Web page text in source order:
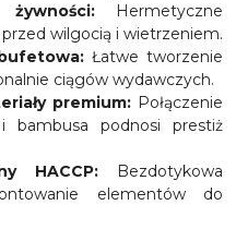
żywności: Hermetyczne
wilgocią i wietrzeniem.
Łatwe tworzenie
ciągów wydawczych.
premium: Połączenie
bambusa podnosi prestiż
HACCP:Bezdotykowa
elementów do